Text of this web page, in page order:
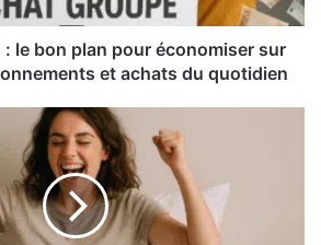
le bon plan pour économiser sur
et achats du quotidien